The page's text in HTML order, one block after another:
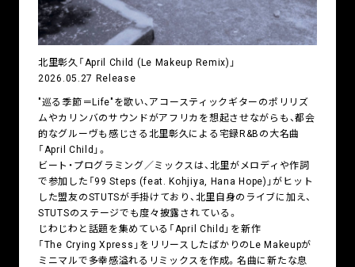
北里彰久「April Child (Le Makeup Remix)」
2026.05.27 Release
"巡る季節＝Life"を歌い、アコースティックギターのポリリズ
ムやカリンバのサウンドがアフリカを想起させながらも、都会
的なグルーヴも感じさる北里彰久による宅録R&Bの大名曲
「April Child」。
ビート・プログラミング／ミックスは、北里がメロディや作詞
で参加した「99 Steps (feat. Kohjiya, Hana Hope)」がヒット
した盟友のSTUTSが手掛けており、北里自身のライブに加え、
STUTSのステージでも度々披露されている。
じわじわと話題を集めている「April Child」を新作
「The Crying Xpress」をリリースしたばかりのLe Makeupが
ミニマルで多幸感溢れるリミックスを作成。名曲に新たな息